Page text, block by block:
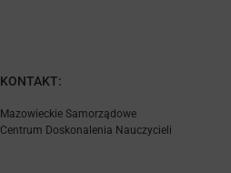
KONTAKT:
Mazowieckie Samorządowe
Centrum Doskonalenia Nauczycieli